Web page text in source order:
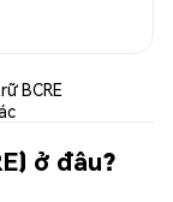
BCRE
ở đâu?